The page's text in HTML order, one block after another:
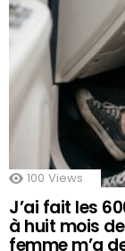
100 Views
J’ai fait les
à huit mois
femme m’a